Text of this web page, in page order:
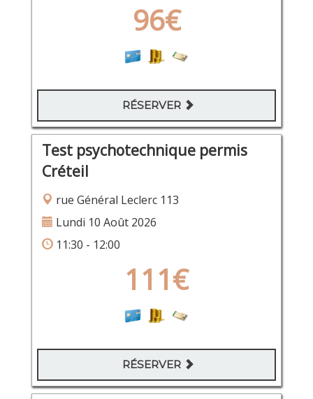
96€
RÉSERVER
Test psychotechnique permis
Créteil
rue Général Leclerc 113
Lundi 10 Août 2026
11:30 - 12:00
111€
RÉSERVER